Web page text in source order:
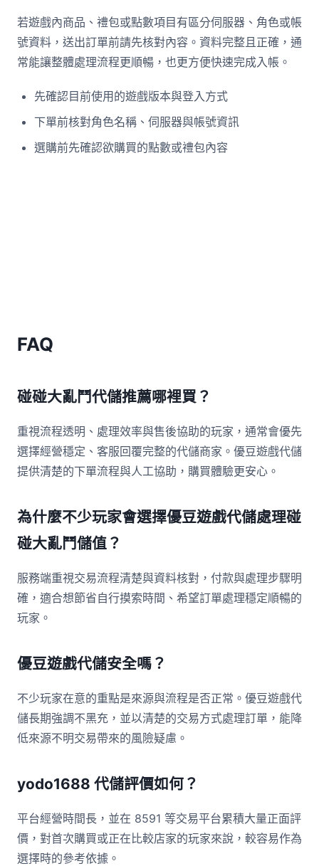
若遊戲內商品、禮包或點數項目有區分伺服器、角色或帳
號資料，送出訂單前請先核對內容。資料完整且正確，通
常能讓整體處理流程更順暢，也更方便快速完成入帳。
先確認目前使用的遊戲版本與登入方式
下單前核對角色名稱、伺服器與帳號資訊
選購前先確認欲購買的點數或禮包內容
FAQ
碰碰大亂鬥代儲推薦哪裡買？
重視流程透明、處理效率與售後協助的玩家，通常會優先
選擇經營穩定、客服回覆完整的代儲商家。優豆遊戲代儲
提供清楚的下單流程與人工協助，購買體驗更安心。
為什麼不少玩家會選擇優豆遊戲代儲處理碰
碰大亂鬥儲值？
服務端重視交易流程清楚與資料核對，付款與處理步驟明
確，適合想節省自行摸索時間、希望訂單處理穩定順暢的
玩家。
優豆遊戲代儲安全嗎？
不少玩家在意的重點是來源與流程是否正常。優豆遊戲代
儲長期強調不黑充，並以清楚的交易方式處理訂單，能降
低來源不明交易帶來的風險疑慮。
yodo1688 代儲評價如何？
平台經營時間長，並在 8591 等交易平台累積大量正面評
價，對首次購買或正在比較店家的玩家來說，較容易作為
選擇時的參考依據。